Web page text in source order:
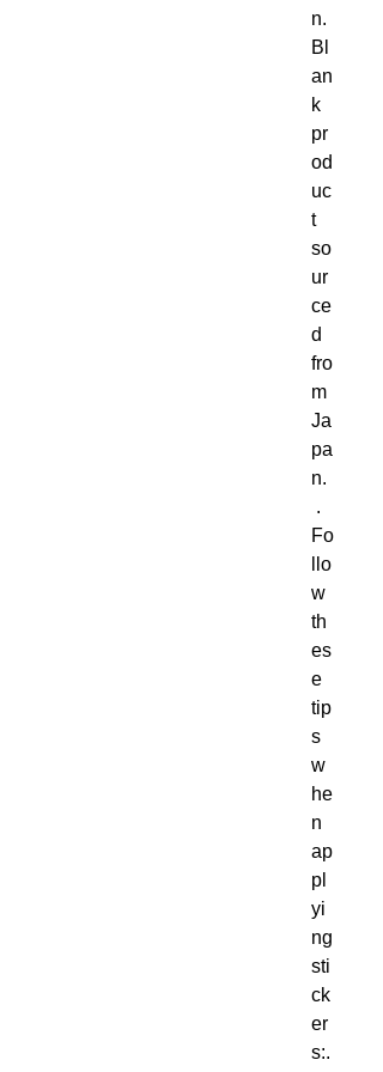
n.
Bl
an
k
pr
od
uc
t
so
ur
ce
d
fro
m
Ja
pa
n.
.
Fo
llo
w
th
es
e
tip
s
w
he
n
ap
pl
yi
ng
sti
ck
er
s:.